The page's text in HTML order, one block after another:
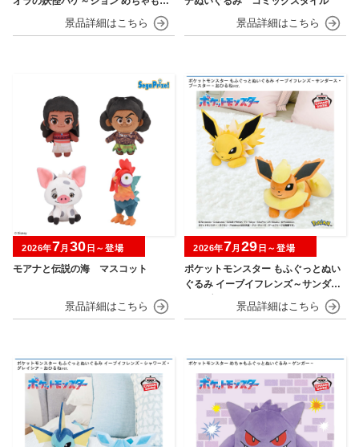
ぐっとぬいぐるみ シロ
モアナと伝説の海 マスコット
2026年7月 30 日～登場
ポケットモンスター もふぐっとぬい
ぐるみ イーブイフレンズ～サンダー
ス・ブースター～おひるねver.
2026年7月 29 日～登場